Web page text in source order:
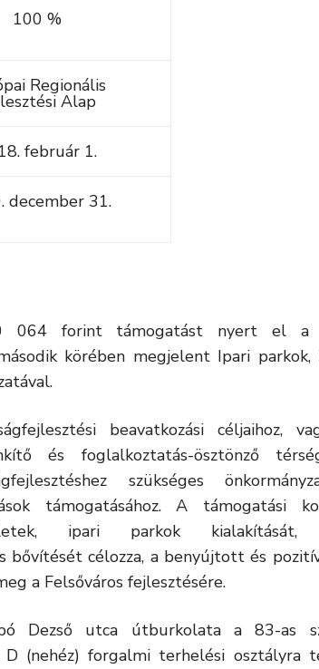
100 %
Regionális
Alap
február 1.
december 31.
064 forint támogatást nyert el
körében megjelent Ipari
beavatkozási céljaihoz,
és foglalkoztatás-ösztönző
szükséges
támogatásához. A támogatási
ipari parkok kialakítását,
célozza, a benyújtott és
a Felsőváros fejlesztésére.
Dezső utca útburkolata a 83-as
(nehéz) forgalmi terhelési osztályra